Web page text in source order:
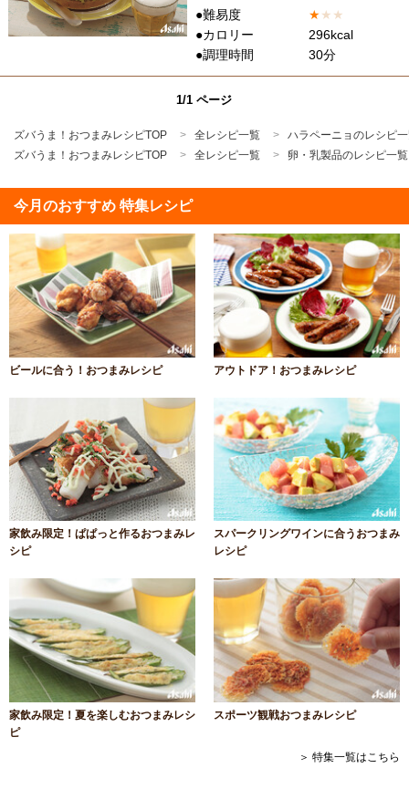
●難易度
★★ ★
●カロリー
296kcal
●調理時間
30分
1/1 ページ
ズバうま！おつまみレシピTOP 全レシピ一覧
ハラペーニョのレシピ
ズバうま！おつまみレシピTOP
全レシピ一覧 卵・乳製品のレシピ一覧
今月のおすすめ 特集レシピ
ビールに合う！おつまみレシピ アウトドア！おつまみレシピ
家飲み限定！ぱぱっと作るおつまみレ
シピ
スパークリングワインに合うおつまみ
レシピ
家飲み限定！夏を楽しむおつまみレシ
ピ
スポーツ観戦おつまみレシピ
＞ 特集一覧はこちら